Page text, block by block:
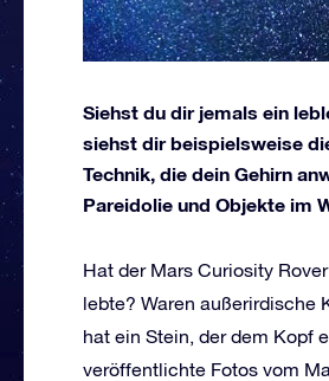
Siehst du dir jemals ein
siehst dir beispielsweise
Technik, die dein Gehirn
Pareidolie und Objekte im
Hat der Mars Curiosity
lebte? Waren außerirdische
hat ein Stein, der dem Kopf
veröffentlichte Fotos vom